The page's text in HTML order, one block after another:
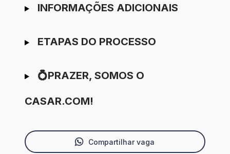
INFORMAÇÕES ADICIONAIS
ETAPAS DO PROCESSO
💍PRAZER, SOMOS O
CASAR.COM!
Compartilhar vaga